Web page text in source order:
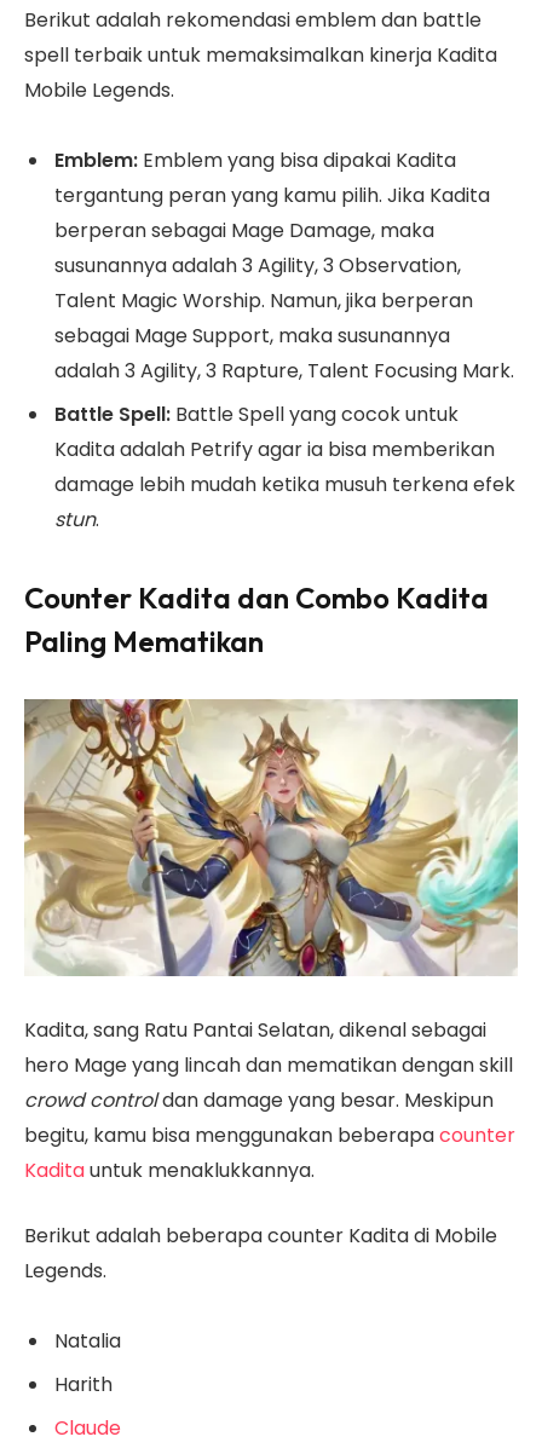
Berikut adalah rekomendasi emblem dan battle
spell terbaik untuk memaksimalkan kinerja Kadita
Mobile Legends.
Emblem: Emblem yang bisa dipakai Kadita
tergantung peran yang kamu pilih. Jika Kadita
berperan sebagai Mage Damage, maka
susunannya adalah3 Agility, 3 Observation,
Talent Magic Worship. Namun, jika berperan
sebagai Mage Support, maka susunannya
adalah3 Agility, 3 Rapture, Talent Focusing Mark.
Battle Spell: Battle Spell yang cocok untuk
Kadita adalah Petrify agar ia bisa memberikan
damage lebih mudah ketika musuh terkena efek
stun.
Counter Kadita dan Combo Kadita
Paling Mematikan
Kadita, sang Ratu Pantai Selatan, dikenal sebagai
hero Mage yang lincah dan mematikan dengan skill
crowd controldan damage yang besar. Meskipun
begitu, kamu bisa menggunakan beberapacounter
Kaditauntuk menaklukkannya.
Berikut adalah beberapa counter Kadita di Mobile
Legends.
Natalia
Harith
Claude